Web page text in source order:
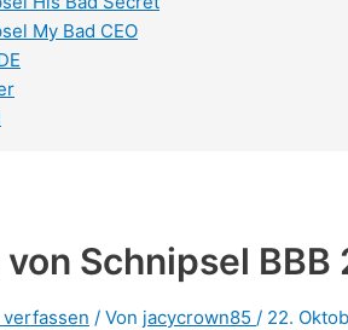
My Bad CEO
Schnipsel BBB
verfassen / Von jacycrown85 / 22.